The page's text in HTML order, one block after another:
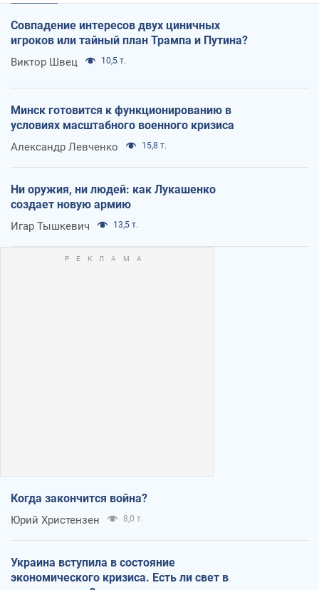
Совпадение интересов двух циничных
игроков или тайный план Трампа и Путина?
Виктор Швец 10,5 т.
Минск готовится к функционированию в
условиях масштабного военного кризиса
Александр Левченко 15,8 т.
Ни оружия, ни людей: как Лукашенко
создает новую армию
Игар Тышкевич 13,5 т.
Когда закончится война?
Юрий Христензен 8,0 т.
Украина вступила в состояние
экономического кризиса. Есть ли свет в